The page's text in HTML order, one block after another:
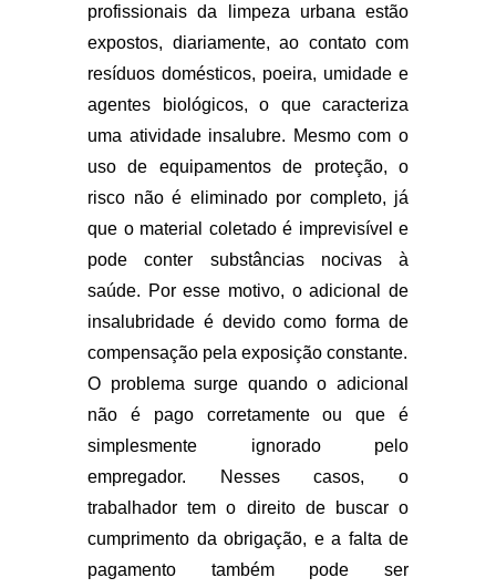
profissionais da limpeza urbana estão
expostos, diariamente, ao contato com
resíduos domésticos, poeira, umidade e
agentes biológicos, o que caracteriza
uma atividade insalubre. Mesmo com o
uso de equipamentos de proteção, o
risco não é eliminado por completo, já
que o material coletado é imprevisível e
pode conter substâncias nocivas à
saúde. Por esse motivo, o adicional de
insalubridade é devido como forma de
compensação pela exposição constante.
O problema surge quando o adicional
não é pago corretamente ou que é
simplesmente ignorado pelo
empregador. Nesses casos, o
trabalhador tem o direito de buscar o
cumprimento da obrigação, e a falta de
pagamento também pode ser